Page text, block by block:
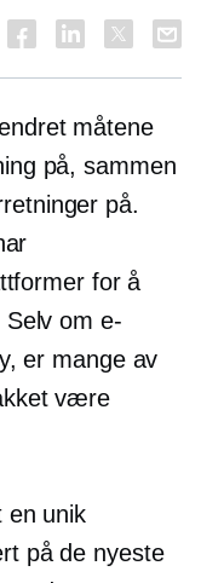
måtene
på, sammen
på.
for å
om e-
er mange av
være
en unik
på de nyeste